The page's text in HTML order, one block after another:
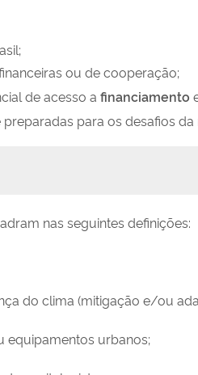
ou de cooperação;
de acesso a financiamento
para os desafios
nas seguintes definições:
do clima (mitigação e/ou
urbanos;